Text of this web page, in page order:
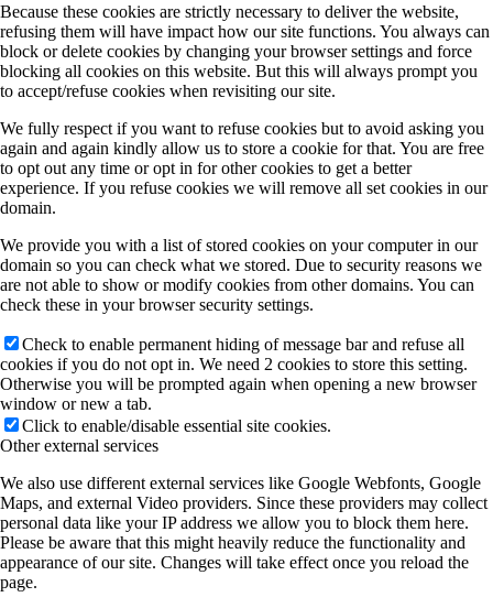
Because these cookies are strictly necessary to deliver the website,
refusing them will have impact how our site functions. You always can
block or delete cookies by changing your browser settings and force
blocking all cookies on this website. But this will always prompt you
to accept/refuse cookies when revisiting our site.
We fully respect if you want to refuse cookies but to avoid asking you
again and again kindly allow us to store a cookie for that. You are free
to opt out any time or opt in for other cookies to get a better
experience. If you refuse cookies we will remove all set cookies in our
domain.
We provide you with a list of stored cookies on your computer in our
domain so you can check what we stored. Due to security reasons we
are not able to show or modify cookies from other domains. You can
check these in your browser security settings.
Check to enable permanent hiding of message bar and refuse all
cookies if you do not opt in. We need 2 cookies to store this setting.
Otherwise you will be prompted again when opening a new browser
window or new a tab.
Click to enable/disable essential site cookies.
Other external services
We also use different external services like Google Webfonts, Google
Maps, and external Video providers. Since these providers may collect
personal data like your IP address we allow you to block them here.
Please be aware that this might heavily reduce the functionality and
appearance of our site. Changes will take effect once you reload the
page.